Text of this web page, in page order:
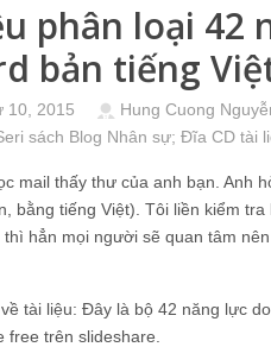
phân loại 42
bản tiếng
10, 2015 Hung Cuong
sách Blog Nhân sự; Đĩa CD tài
mail thấy thư của anh bạn. Anh
bằng tiếng Việt). Tôi liền kiểm tra
thì hẳn mọi người sẽ quan tâm
tài liệu: Đây là bộ 42 năng lực
free trên slideshare.